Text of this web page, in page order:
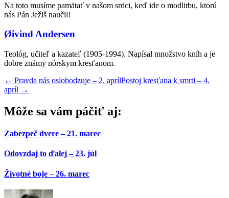
Na toto musíme pamätať v našom srdci, keď ide o modlitbu, ktorú
nás Pán Ježiš naučil!
Øivind Andersen
Teológ, učiteľ a kazateľ (1905-1994). Napísal množstvo kníh a je
dobre známy nórskym kresťanom.
← Pravda nás oslobodzuje – 2. aprílPostoj kresťana k smrti – 4.
apríl →
Môže sa vám páčiť aj:
Zabezpeč dvere – 21. marec
Odovzdaj to ďalej – 23. júl
Životné boje – 26. marec